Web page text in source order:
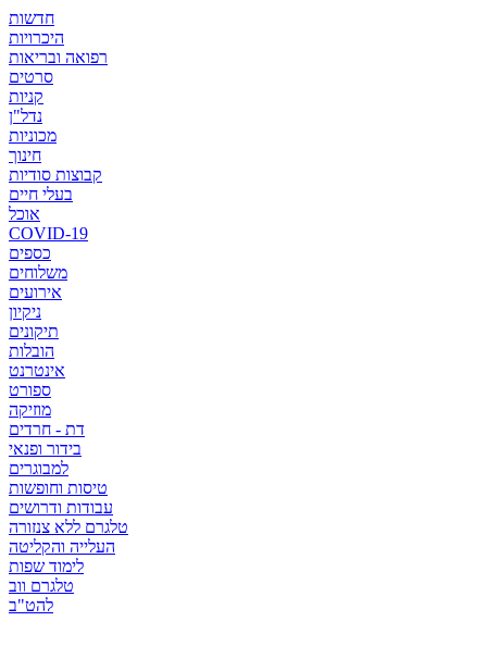
חדשות
היכרויות
רפואה ובריאות
סרטים
קניות
נדל"ן
מכוניות
חינוך
קבוצות סודיות
בעלי חיים
אוכל
COVID-19
כספים
משלוחים
אירועים
ניקיון
תיקונים
הובלות
אינטרנט
ספורט
מוזיקה
דת - חרדים
בידור ופנאי
למבוגרים
טיסות וחופשות
עבודות ודרושים
טלגרם ללא צנזורה
העלייה והקליטה
לימוד שפות
טלגרם ווב
להט"ב